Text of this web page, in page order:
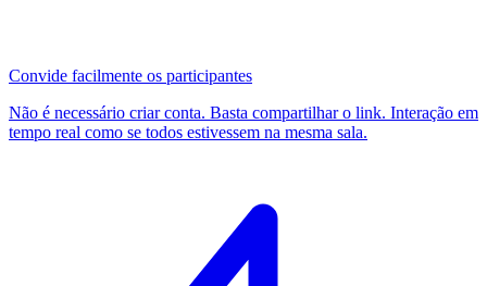
Convide facilmente os participantes
Não é necessário criar conta. Basta compartilhar o link. Interação em
tempo real como se todos estivessem na mesma sala.